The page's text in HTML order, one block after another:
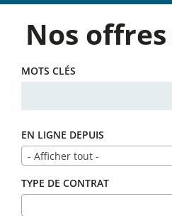
Nos offres
MOTS CLÉS
EN LIGNE DEPUIS
- Afficher tout -
TYPE DE CONTRAT